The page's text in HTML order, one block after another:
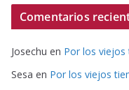
Comentarios
Josechu en Por los viejos
Sesa en Por los viejos